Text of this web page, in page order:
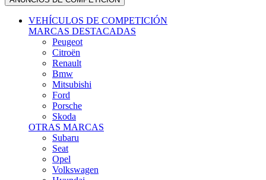
VEHÍCULOS DE COMPETICIÓN
MARCAS DESTACADAS
Peugeot
Citroën
Renault
Bmw
Mitsubishi
Ford
Porsche
Skoda
OTRAS MARCAS
Subaru
Seat
Opel
Volkswagen
Hyundai
Fiat, Alfa Romeo, Lancia, Jeep